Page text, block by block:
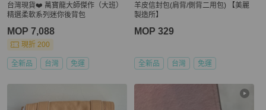
台灣現貨❤️ 萬寶龍大師傑作（大班）
精選柔軟系列迷你後背包
MOP 7,088
現折 200
全新品 台灣 免運
羊皮信封包(肩背/側背二用包) 【美麗
製造所】
MOP 329
全新品 台灣 免運